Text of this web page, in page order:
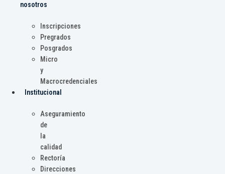
nosotros
Inscripciones
Pregrados
Posgrados
Micro
y
Macrocredenciales
Institucional
Aseguramiento
de
la
calidad
Rectoría
Direcciones